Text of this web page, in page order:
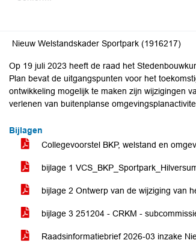
Nieuw Welstandskader Sportpark (1916217)
Op 19 juli 2023 heeft de raad het
Plan bevat de uitgangspunten voor het
ontwikkeling mogelijk te maken zijn wijzigingen
verlenen van buitenplanse
Bijlagen
Collegevoorstel BKP, welstand en
bijlage 1
bijlage 2 Ontwerp van de wijziging van
bijlage 3 251204 - CRKM -
Raadsinformatiebrief 2026-03 inzake